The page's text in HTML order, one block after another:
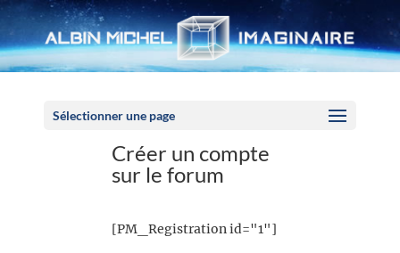
Sélectionner une page
Créer un compte
sur le forum
[PM_Registration id="1"]
Panneau de gestion des cookies